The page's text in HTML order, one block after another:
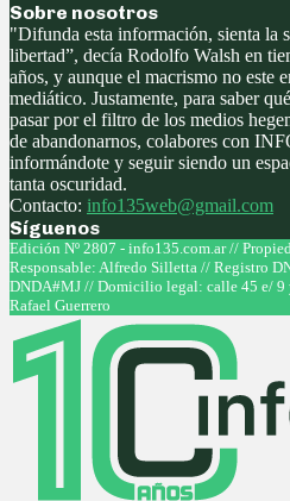
Sobre nosotros
"Difunda esta información, sienta la
libertad”, decía Rodolfo Walsh en
años, y aunque el macrismo no este
mediático. Justamente, para saber
pasar por el filtro de los medios
de abandonarnos, colabores con
informándote y seguir siendo un
tanta oscuridad.
Contacto: info135web@gmail.com
Síguenos
Facebook
Twitter
Instagram
Youtube
Edición Nº 2807 - info135.com.ar //
Responsable: Alfredo Silletta // Registro
DNDA#MJ // Domicilio legal: calle 45 e/ 9
Rafael Guerrero